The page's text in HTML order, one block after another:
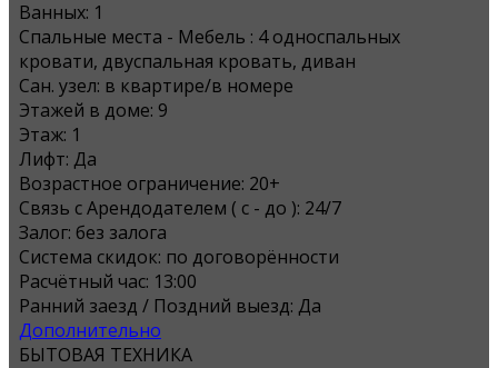
Ванных: 1
Спальные места - Мебель : 4 односпальных
кровати, двуспальная кровать, диван
Сан. узел: в квартире/в номере
Этажей в доме: 9
Этаж: 1
Лифт: Да
Возрастное ограничение: 20+
Связь с Арендодателем ( с - до ): 24/7
Залог: без залога
Система скидок: по договорённости
Расчётный час: 13:00
Ранний заезд / Поздний выезд: Да
Дополнительно
БЫТОВАЯ ТЕХНИКА